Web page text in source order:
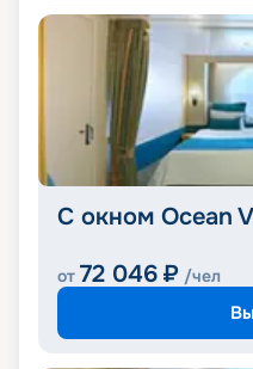
С окном Ocean
от 72 046 ₽ /чел